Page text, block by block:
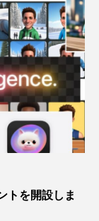
トを開設しま